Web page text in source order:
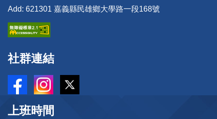
Add: 621301 嘉義縣民雄鄉大學路一段168號
社群連結
上班時間